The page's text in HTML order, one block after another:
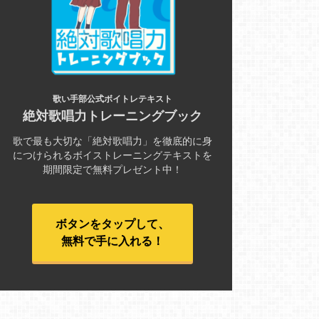
歌い手部公式ボイトレテキスト
絶対歌唱力トレーニングブック
歌で最も大切な「絶対歌唱力」を徹底的に身
につけられるボイストレーニングテキストを
期間限定で無料プレゼント中！
ボタンをタップして、
無料で手に入れる！